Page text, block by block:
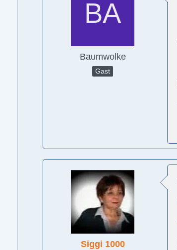
Baumwolke
Gast
Siggi 1000